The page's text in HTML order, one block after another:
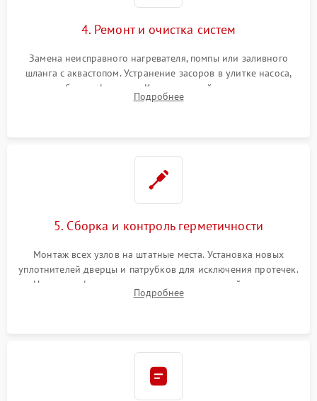
4. Ремонт и очистка систем
Замена неисправного нагревателя, помпы или заливного
шланга с аквастопом. Устранение засоров в улитке насоса,
патрубках и фильтрах. Компонентный ремонт платы
управления, восстановление поврежденной проводки.
Подробнее
5. Сборка и контроль герметичности
Монтаж всех узлов на штатные места. Установка новых
уплотнителей дверцы и патрубков для исключения протечек.
Надежная фиксация хомутов гидравлической системы,
сборка корпуса и установка датчика поплавка.
Подробнее